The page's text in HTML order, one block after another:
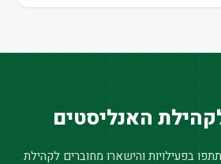
האנליסטים
בפעילויות והישארו מחוברים לקהילת